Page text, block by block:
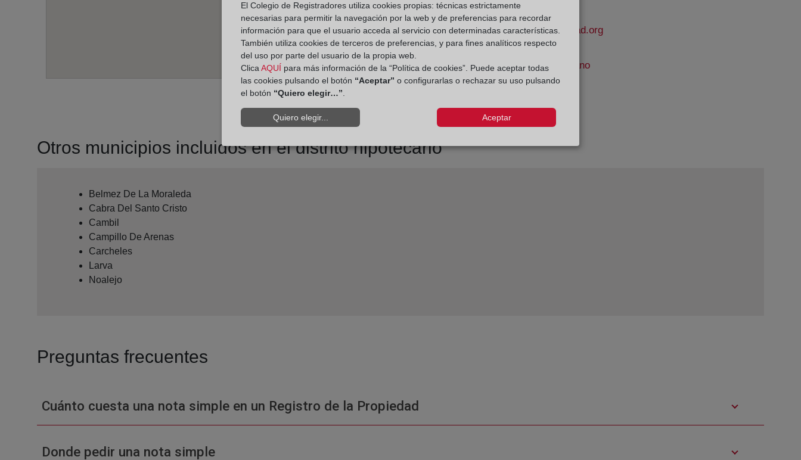
(953) 39 00 22
huelma@registrodelapropiedad.org
Datos del Registrador:
Laura Sánchez-Moreno Babiano
Delegado de Protección de Datos:
Otros municipios incluidos en el distrito hipotecario
Belmez De La Moraleda
Cabra Del Santo Cristo
Cambil
Campillo De Arenas
Carcheles
Larva
Noalejo
Preguntas frecuentes
Cuánto cuesta una nota simple en un Registro de la Propiedad
Donde pedir una nota simple
El Colegio de Registradores utiliza cookies propias: técnicas estrictamente
necesarias para permitir la navegación por la web y de preferencias para recordar
información para que el usuario acceda al servicio con determinadas características.
También utiliza cookies de terceros de preferencias, y para fines analíticos respecto
del uso por parte del usuario de la propia web.
ClicaAQUÍ para más información de la “Política de cookies”. Puede aceptar todas
las cookies pulsando el botón “Aceptar” o configurarlas o rechazar su uso pulsando
el botón “Quiero elegir…”.
Quiero elegir... Aceptar